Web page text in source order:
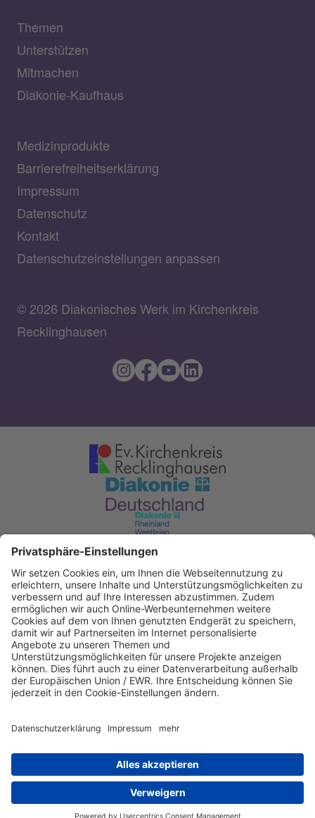
Themen
Unterstützen
Mitmachen
Diakonie-Kaufhaus
Medizinprodukte
Barrierefreiheitserklärung
Impressum
Datenschutz
Kontakt
Datenschutzeinstellungen anpassen
© 2026 Diakonisches Werk im Kirchenkreis
Recklinghausen
Diakonisches Werk im Kirchenkreis
Recklinghausen
KD Bank Dortmund
IBAN: DE53 3506 0190 2104 6340 47
IBAN kopieren
Direkt Online spenden